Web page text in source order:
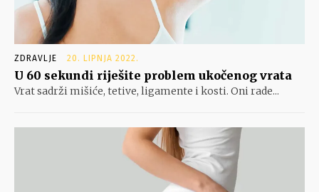
ZDRAVLJE 20. LIPNJA 2022.
U 60 sekundi riješite problem ukočenog vrata
Vrat sadrži mišiće, tetive, ligamente i kosti. Oni rade...